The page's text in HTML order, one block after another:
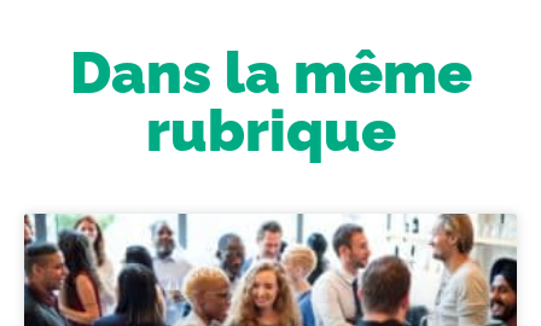
Dans la même
rubrique